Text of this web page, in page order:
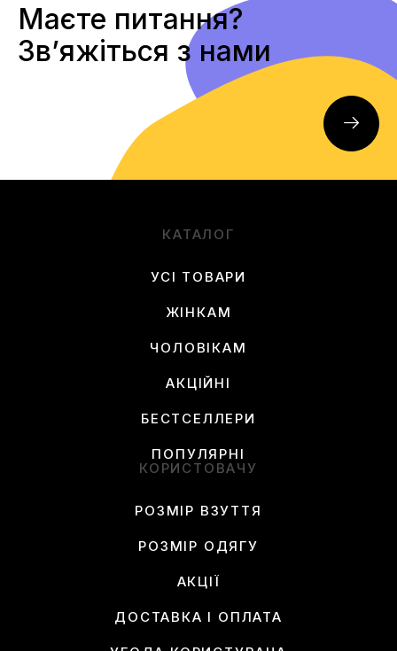
Маєте питання?
Звʼяжіться з нами
КАТАЛОГ
УСІ ТОВАРИ
ЖІНКАМ
ЧОЛОВІКАМ
АКЦІЙНІ
БЕСТСЕЛЛЕРИ
ПОПУЛЯРНІ
КОРИСТОВАЧУ
РОЗМІР ВЗУТТЯ
РОЗМІР ОДЯГУ
АКЦІЇ
ДОСТАВКА І ОПЛАТА